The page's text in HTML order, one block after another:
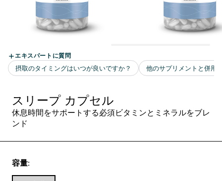
スリープ カプセル
休息時間をサポートする必須ビタミンとミネラルをブレ
ンド
容量: